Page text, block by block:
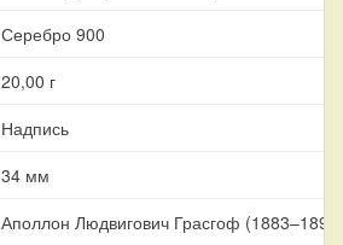
Серебро 900
20,00 г
Надпись
34 мм
Аполлон Людвигович Грасгоф (1883–1899)